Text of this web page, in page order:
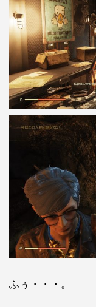
ふぅ・・・。